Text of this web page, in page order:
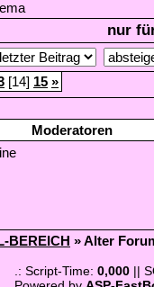
nur
[14] 15 »
Moderatoren
BEREICH » Alter
.: Script-Time: 0,000 ||